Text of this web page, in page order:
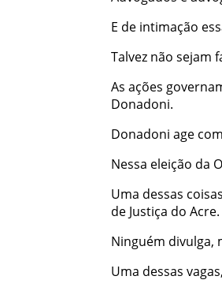
E de intimação
Talvez não sejam
As ações
Donadoni.
Donadoni age
Nessa eleição da
Uma dessas
de Justiça do Acre.
Ninguém divulga,
Uma dessas